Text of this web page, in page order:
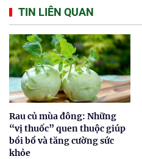
TIN LIÊN QUAN
Rau củ mùa đông: Những
“vị thuốc” quen thuộc giúp
bồi bổ và tăng cường sức
khỏe